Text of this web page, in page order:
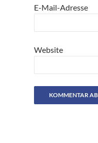
E-Mail-Adresse
Website